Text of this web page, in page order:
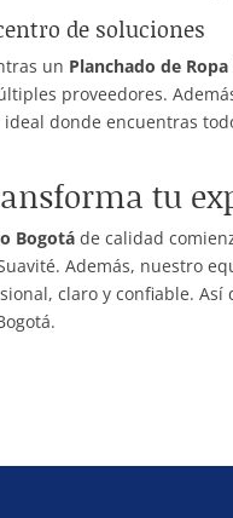
de soluciones
un Planchado de
proveedores.
donde encuentras
tu
Bogotá de calidad
Además, nuestro
claro y confiable.